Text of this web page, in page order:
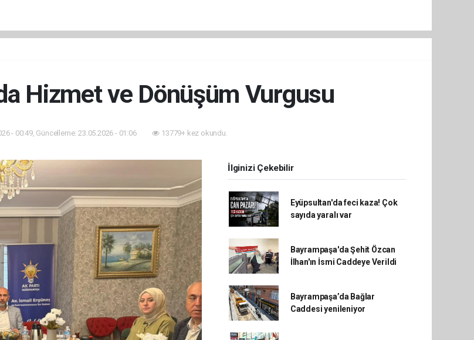
Hizmet ve Dönüşüm Vurgusu
- 00:49, Güncelleme: 23.05.2026 - 01:06 13779+ kez okundu.
İlginizi Çekebilir
Eyüpsultan'da feci kaza! Çok
sayıda yaralı var
Bayrampaşa'da Şehit Özcan
İlhan'ın İsmi Caddeye Verildi
Bayrampaşa’da Bağlar
Caddesi yenileniyor